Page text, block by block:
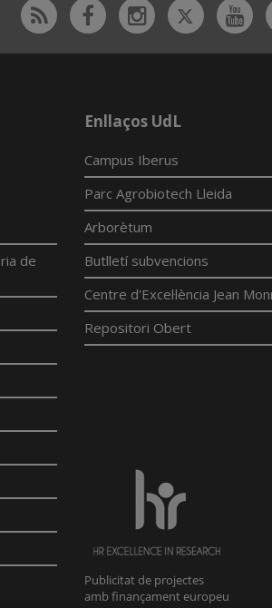
Rss FacebookInstagram
Twitter
de
Enllaços UdL
Campus Iberus
Parc Agrobiotech Lleida
Arborètum
Butlletí subvencions
Centre d'Excel·lència Jean
Repositori Obert